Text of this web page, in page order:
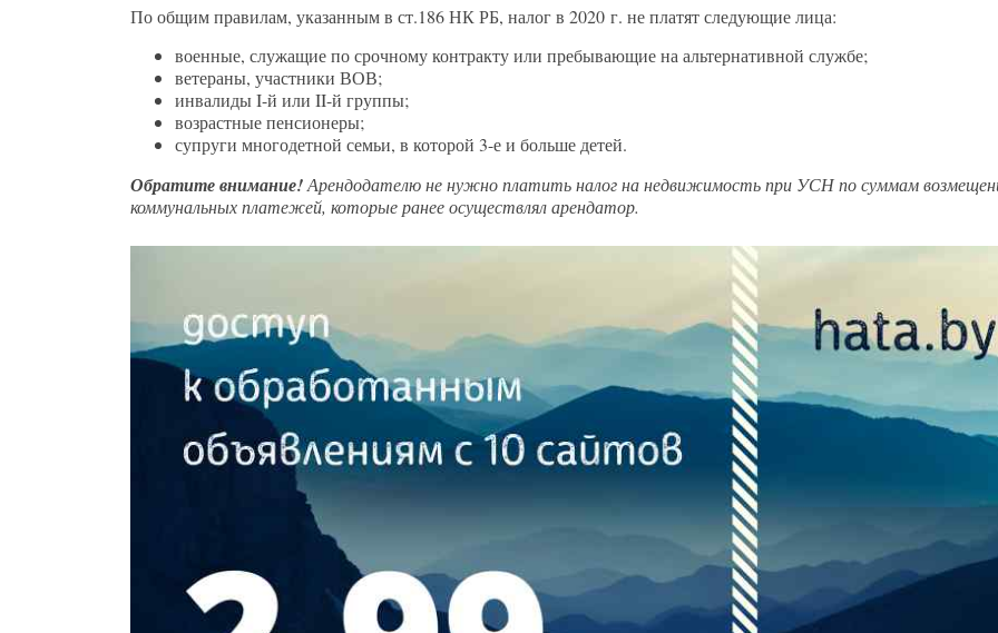
По общим правилам, указанным в ст.186 НК РБ, налог в 2020 г. не платят следующие лица:
военные, служащие по срочному контракту или пребывающие на альтернативной службе;
ветераны, участники ВОВ;
инвалиды I-й или II-й группы;
возрастные пенсионеры;
супруги многодетной семьи, в которой 3-е и больше детей.
Обратите внимание!Арендодателю не нужно платить налог на недвижимость при УСН по суммам
коммунальных платежей, которые ранее осуществлял арендатор.